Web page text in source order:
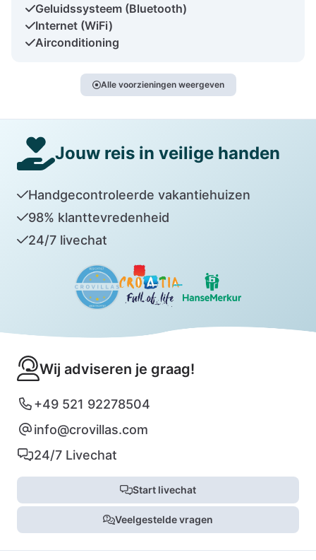
Geluidssysteem (Bluetooth)
Internet (WiFi)
Airconditioning
Alle voorzieningen weergeven
Jouw reis in veilige handen
Handgecontroleerde vakantiehuizen
98% klanttevredenheid
24/7 livechat
Wij adviseren je graag!
+49 521 92278504
info@crovillas.com
24/7 Livechat
Start livechat
Veelgestelde vragen